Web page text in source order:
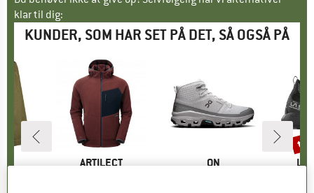
klar til dig:
KUNDER, SOM HAR SET PÅ DET, SÅ OGSÅ PÅ
MÆRKE
ARTILECT MÆRKE
ON LA
til